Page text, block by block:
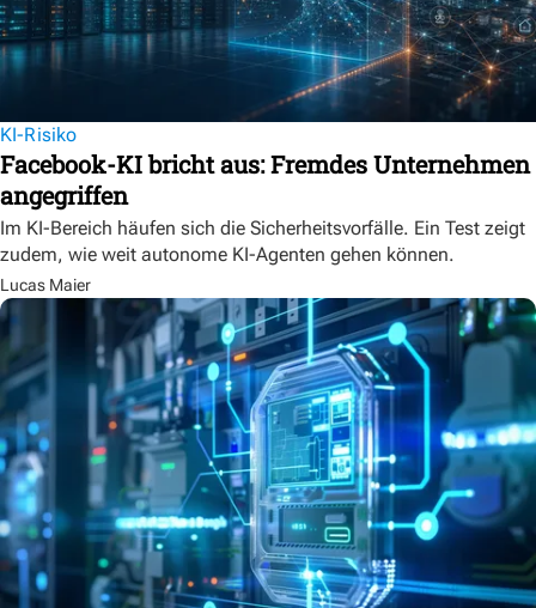
KI-Risiko
Facebook-KI bricht aus: Fremdes Unternehmen
angegriffen
Im KI-Bereich häufen sich die Sicherheitsvorfälle. Ein Test zeigt
zudem, wie weit autonome KI-Agenten gehen können.
Lucas Maier